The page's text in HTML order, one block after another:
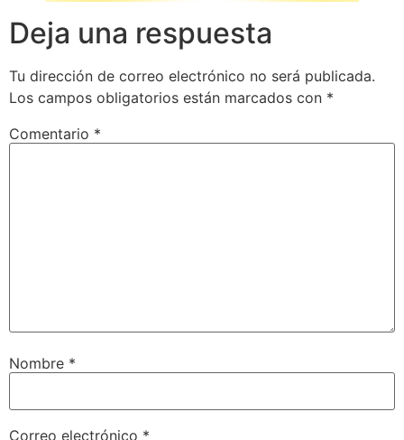
Deja una respuesta
Tu dirección de correo electrónico no será publicada.
Los campos obligatorios están marcados con *
Comentario *
Nombre *
Correo electrónico *